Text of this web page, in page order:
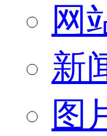
网
新
图